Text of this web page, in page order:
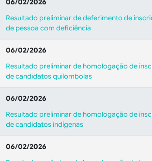
06/02/2026
Resultado preliminar de deferimento de
de pessoa com deficiência
06/02/2026
Resultado preliminar de homologação de
de candidatos quilombolas
06/02/2026
Resultado preliminar de homologação de
de candidatos indígenas
06/02/2026